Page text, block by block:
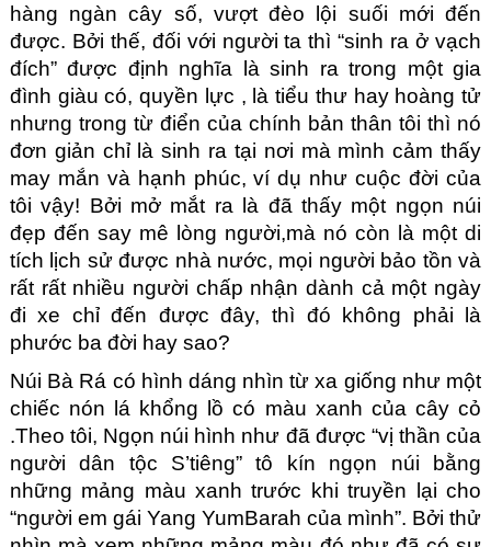
hàng ngàn cây số, vượt đèo lội suối mới đến
được. Bởi thế, đối với người ta thì “sinh ra ở vạch
đích” được định nghĩa là sinh ra trong một gia
đình giàu có, quyền lực , là tiểu thư hay hoàng tử
nhưng trong từ điển của chính bản thân tôi thì nó
đơn giản chỉ là sinh ra tại nơi mà mình cảm thấy
may mắn và hạnh phúc, ví dụ như cuộc đời của
tôi vậy! Bởi mở mắt ra là đã thấy một ngọn núi
đẹp đến say mê lòng người,mà nó còn là một di
tích lịch sử được nhà nước, mọi người bảo tồn và
rất rất nhiều người chấp nhận dành cả một ngày
đi xe chỉ đến được đây, thì đó không phải là
phước ba đời hay sao?
Núi Bà Rá có hình dáng nhìn từ xa giống như một
chiếc nón lá khổng lồ có màu xanh của cây cỏ
.Theo tôi, Ngọn núi hình như đã được “vị thần của
người dân tộc S’tiêng” tô kín ngọn núi bằng
những mảng màu xanh trước khi truyền lại cho
“người em gái Yang YumBarah của mình”. Bởi thử